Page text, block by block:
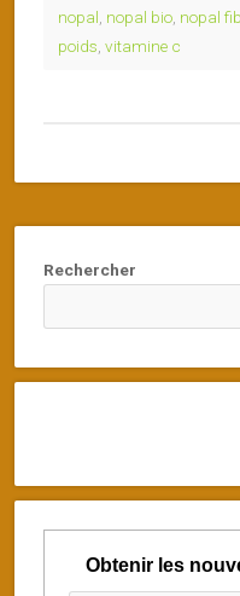
nopal nopal bio nopal
poids vitamine c
Rechercher
Obtenir les